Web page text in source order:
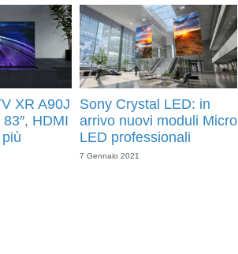
XR A90J
HDMI
Sony Crystal LED: in
arrivo nuovi moduli Micro
LED professionali
7 Gennaio 2021